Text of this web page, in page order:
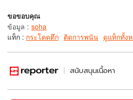
ขอขอบคุณ
ข้อมูล : soha
แท็ก : กระโดดตึก ติดการพนัน ดูแท็กทั้ง
สนับสนุนเนื้อหา